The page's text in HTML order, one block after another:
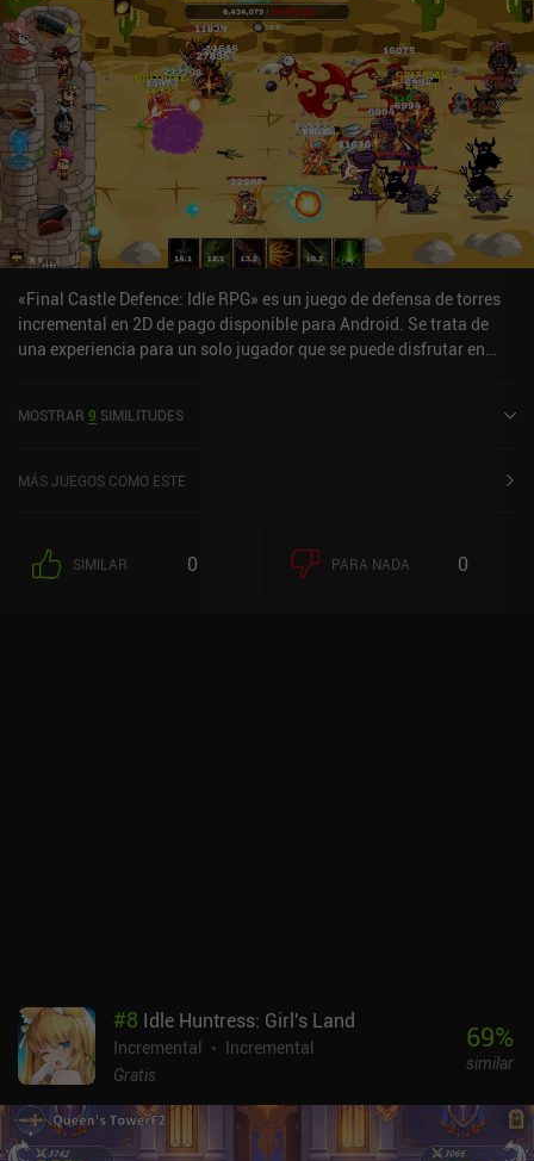
«Final Castle Defence: Idle RPG» es un juego de defensa de torres
incremental en 2D de pago disponible para Android. Se trata de
una experiencia para un solo jugador que se puede disfrutar en
3,5 sobre 5,0 en Google Play.
MOSTRAR 9 SIMILITUDES
MÁS JUEGOS COMO ESTE
SIMILAR 0 PARA NADA 0
#8 Idle Huntress: Girl's Land
Incremental
Incremental
Gratis
69%
similar